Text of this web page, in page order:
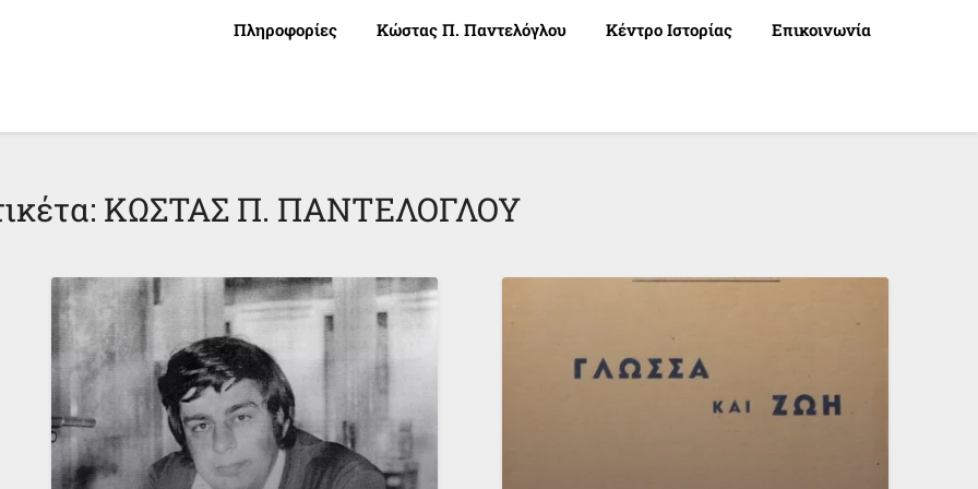
Πληροφορίες Κώστας Π. Παντελόγλου Κέντρο Ιστορίας Επικοινωνία
ΚΩΣΤΑΣ Π. ΠΑΝΤΕΛΟΓΛΟΥ